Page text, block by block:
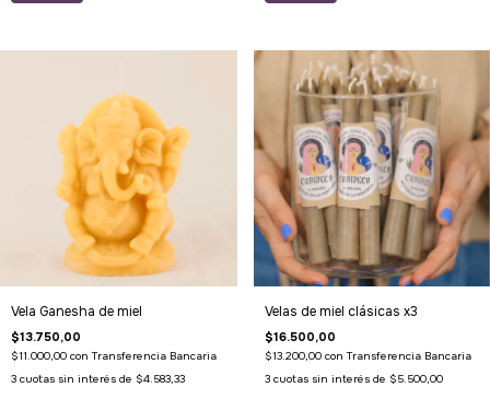
Vela Ganesha de miel
$13.750,00
$11.000,00 con Transferencia Bancaria
3 cuotas sin interés de $4.583,33
Velas de miel clásicas x3
$16.500,00
$13.200,00 con Transferencia Bancaria
3 cuotas sin interés de $5.500,00